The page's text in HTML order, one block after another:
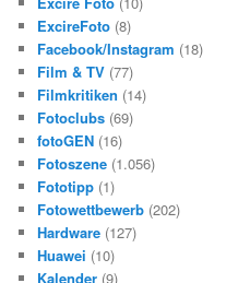
ExcireFoto (8)
Facebook/Instagram (18)
Film & TV (77)
Filmkritiken (14)
Fotoclubs (69)
fotoGEN (16)
Fotoszene (1.056)
Fototipp (1)
Fotowettbewerb (202)
Hardware (127)
Huawei (10)
Kalender (9)